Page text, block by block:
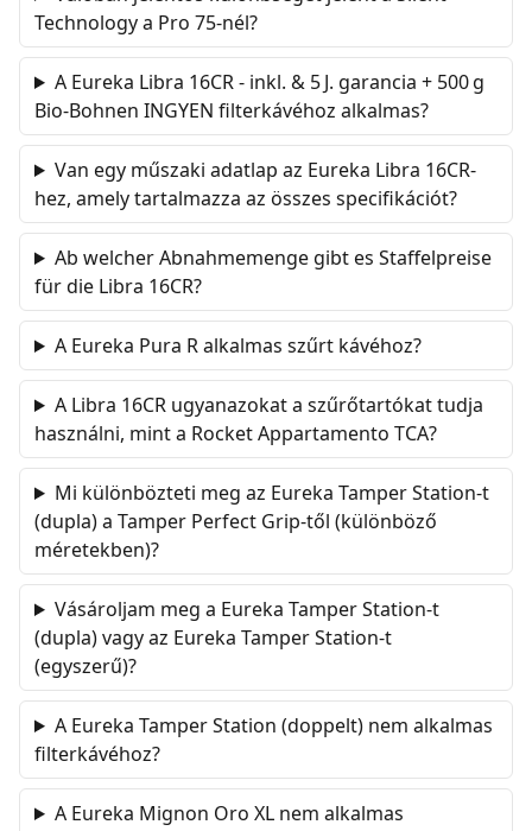
Technology a Pro 75-nél?
A Eureka Libra 16CR - inkl. & 5 J. garancia + 500 g
Bio-Bohnen INGYEN filterkávéhoz alkalmas?
Van egy műszaki adatlap az Eureka Libra 16CR-
hez, amely tartalmazza az összes specifikációt?
Ab welcher Abnahmemenge gibt es Staffelpreise
für die Libra 16CR?
A Eureka Pura R alkalmas szűrt kávéhoz?
A Libra 16CR ugyanazokat a szűrőtartókat tudja
használni, mint a Rocket Appartamento TCA?
Mi különbözteti meg az Eureka Tamper Station-t
(dupla) a Tamper Perfect Grip-től (különböző
méretekben)?
Vásároljam meg a Eureka Tamper Station-t
(dupla) vagy az Eureka Tamper Station-t
(egyszerű)?
A Eureka Tamper Station (doppelt) nem alkalmas
filterkávéhoz?
A Eureka Mignon Oro XL nem alkalmas